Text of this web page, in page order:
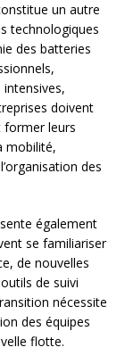
un autre
technologiques
des batteries
doivent
former leurs
mobilité,
des
également
se familiariser
de nouvelles
de suivi
nécessite
des équipes
flotte.